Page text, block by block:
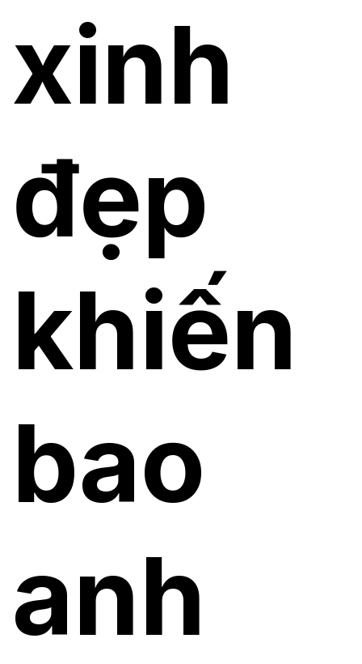
xinh
đẹp
khiến
bao
anh